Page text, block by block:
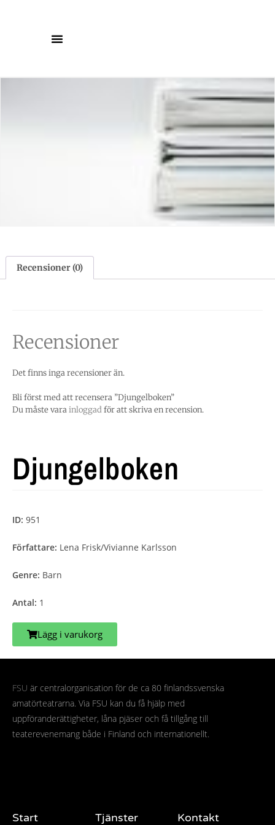
Recensioner (0)
Recensioner
Det finns inga recensioner än.
Bli först med att recensera ”Djungelboken”
Du måste varainloggadför att skriva en recension.
Djungelboken
ID: 951
Författare: Lena Frisk/Vivianne Karlsson
Genre: Barn
Antal: 1
Lägg i varukorg
FSU är centralorganisation för de ca 80 finlandssvenska
amatörteatrarna. Via FSU kan du få hjälp med
uppföranderättigheter, låna pjäser och få tillgång till
teaterevenemang både i Finland och internationellt.
Start Tjänster Kontakt